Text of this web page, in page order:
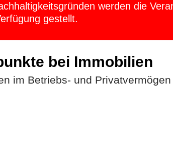
werden die
gestellt.
bei Immobilien
im Betriebs- und Privatvermögen